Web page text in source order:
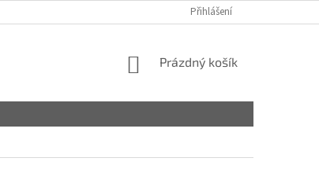
Přihlášení
NÁKUPNÍ
Prázdný košík